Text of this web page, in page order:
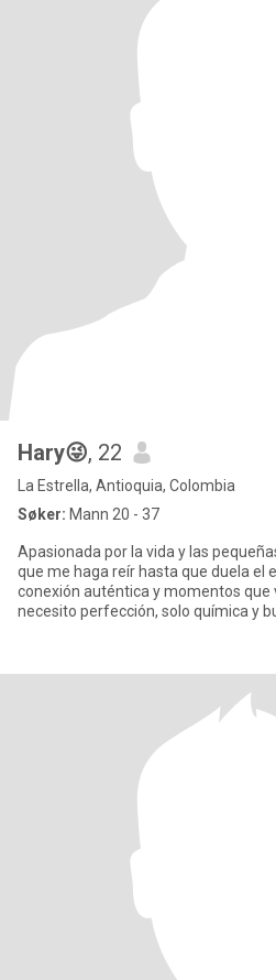
Hary😜, 22
La Estrella, Antioquia, Colombia
Søker: Mann 20 - 37
Apasionada por la vida y las
que me haga reír hasta que duela el
conexión auténtica y momentos que
necesito perfección, solo química y